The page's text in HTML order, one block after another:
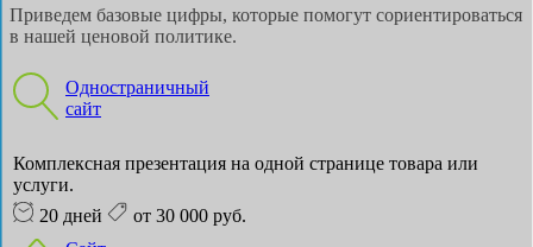
Приведем базовые цифры, которые помогут сориентироваться
в нашей ценовой политике.
Одностраничный
сайт
Комплексная презентация на одной странице товара или
услуги.
20 дней
от 30 000 руб.